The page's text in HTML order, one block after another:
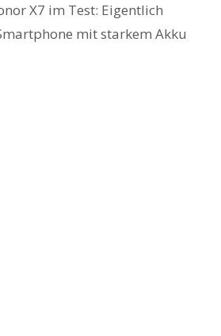
X7 im Test: Eigentlich
mit starkem Akku